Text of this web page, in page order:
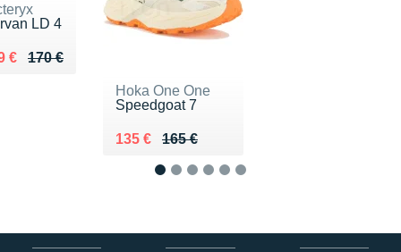
LD 4
170 €
de 170 €
€ 129 €
Hoka One One
Speedgoat 7
165 €
Au lieu de 165 €
135 €
Vendu 135 €